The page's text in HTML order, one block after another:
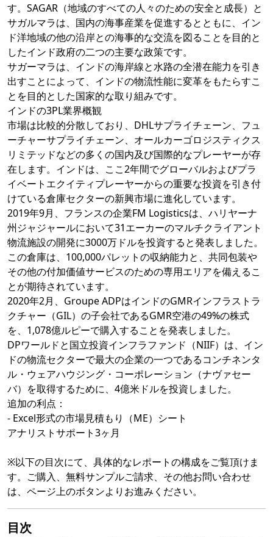
す。SAGAR（地域のすべての人々のための安全と成長）と
サガルマラは、国内の海事産業を促進するとともに、イン
ド洋地域の他の沿岸との海事的な交流を図ることを目的と
したインド政府の二つの主要な政策です。
サガーマラは、インドの海岸線と水路の全潜在能力を引き
出すことによって、インドの物流性能に変革をもたらすこ
とを目的とした国家的な取り組みです。
インドの3PL業界概観
市場は比較的分散しており、DHLサプライチェーン、フュ
ーチャーサプライチェーン、オールカーゴロジスティクス
リミテッドなどの多くの国内及び国際的なプレーヤーが存
在します。インドは、ここ2年間でグローバルおよびプラ
イベートエクイティプレーヤーからの重要な投資を引き付
けている倉庫セクターの新興市場に進化しています。
2019年9月、フランスの企業FM Logisticsは、ハリヤーナ
州ジャジャールにおいて31エーカーのマルチクライアント
物流施設の開発に3000万ドルを投資すると発表しました。
この倉庫は、100,000パレットの収納能力と、共同包装や
その他の付加価値サービスのための専用エリアを備えるこ
とが期待されています。
2020年2月、Groupe ADPはインドのGMRインフラストラ
クチャー（GIL）の子会社であるGMR空港の49%の株式
を、1,078億ルピーで購入することを発表しました。
DPワールドと国立投資インフラファンド（NIIF）は、イン
ドの物流セクターで最大の企業の一つであるコンチネンタ
ル・ウェアハウジング・コーポレーション（ナヴァセー
バ）を取得するために、4億米ドルを投資しました。
追加の利点：
- Excel形式の市場見積もり（ME）シート
アナリストサポート3ヶ月
※以下の目次にて、具体的なレポートの構成をご覧頂けま
す。ご購入、無料サンプルご請求、その他お問い合わせ
は、ページ上のボタンよりお進みください。
目次